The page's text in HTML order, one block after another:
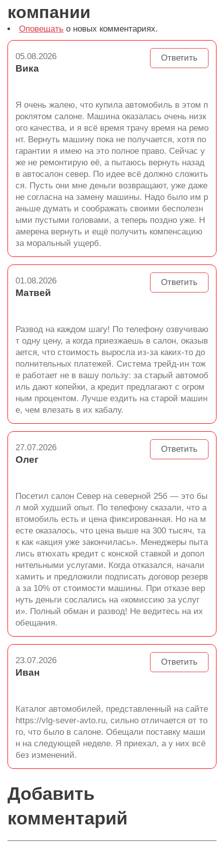
компании
Оповещать о новых комментариях.
Ответить
05.08.2026
Вика
Я очень жалею, что купила автомобиль в этом п
роклятом салоне. Машина оказалась очень низк
ого качества, и я всё время трачу время на ремо
нт. Вернуть машину пока не получается, хотя по
гарантии я имею на это полное право. Сейчас у
же не ремонтирую её, а пытаюсь вернуть назад
в автосалон север. По идее всё должно сложить
ся. Пусть они мне деньги возвращают, уже даже
не согласна на замену машины. Надо было им р
аньше думать и соображать своими бесполезн
ыми пустыми головами, а теперь поздно уже. Н
амерена вернуть и ещё получить компенсацию
за моральный ущерб.
Ответить
01.08.2026
Матвей
Развод на каждом шагу! По телефону озвучиваю
т одну цену, а когда приезжаешь в салон, оказыв
ается, что стоимость выросла из-за каких-то до
полнительных платежей. Система трейд-ин тож
е работает не в вашу пользу: за старый автомоб
иль дают копейки, а кредит предлагают с огром
ным процентом. Лучше ездить на старой машин
е, чем влезать в их кабалу.
Ответить
27.07.2026
Олег
Посетил салон Север на северной 25б — это бы
л мой худший опыт. По телефону сказали, что а
втомобиль есть и цена фиксированная. Но на м
есте оказалось, что цена выше на 300 тысяч, та
к как «акция уже закончилась». Менеджеры пыта
лись втюхать кредит с конской ставкой и допол
нительными услугами. Когда отказался, начали
хамить и предложили подписать договор резерв
а за 10% от стоимости машины. При отказе вер
нуть деньги сослались на «комиссию за услуг
и». Полный обман и развод! Не ведитесь на их
обещания.
Ответить
23.07.2026
Иван
Каталог автомобилей, представленный на сайте
https://vlg-sever-avto.ru, сильно отличается от то
го, что было в салоне. Обещали поставку маши
н на следующей неделе. Я приехал, а у них всё
без изменений.
Добавить
комментарий